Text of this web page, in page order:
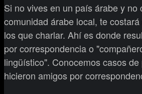
Si no vives en un país árabe y no
comunidad árabe local, te
los que charlar. Ahí es donde
por correspondencia o
lingüístico". Conocemos casos
hicieron amigos por